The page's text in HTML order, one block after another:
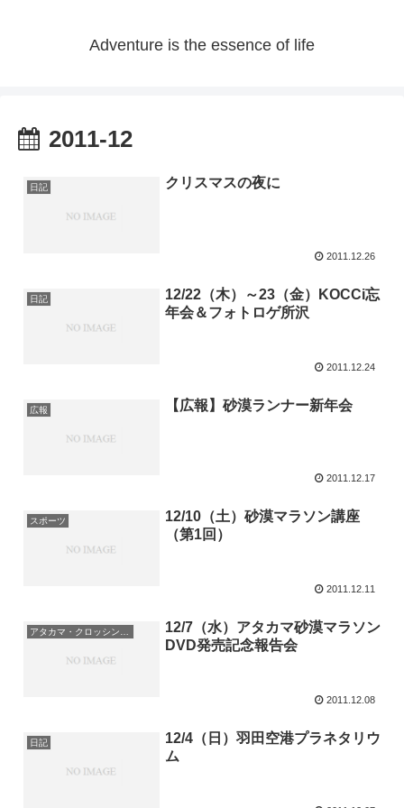
Adventure is the essence of life
2011-12
日記 クリスマスの夜に
2011.12.26
日記
12/22（木）～23（金）KOCCi忘
年会＆フォトロゲ所沢
2011.12.24
広報 【広報】砂漠ランナー新年会
2011.12.17
スポーツ
12/10（土）砂漠マラソン講座
（第1回）
2011.12.11
12/7（水）アタカマ砂漠マラソン
DVD発売記念報告会
2011.12.08
日記
12/4（日）羽田空港プラネタリウ
ム